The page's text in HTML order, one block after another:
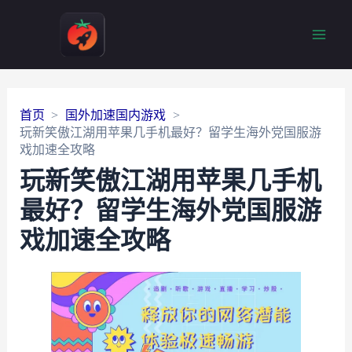
首页
国外加速国内游戏
玩新笑傲江湖用苹果几手机最好？留学生海外党国服游
戏加速全攻略
玩新笑傲江湖用苹果几手机
最好？留学生海外党国服游
戏加速全攻略